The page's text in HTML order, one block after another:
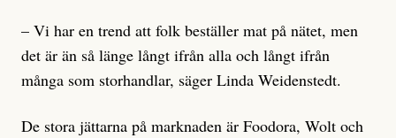
– Vi har en trend att folk beställer mat på nätet, men
det är än så länge långt ifrån alla och långt ifrån
många som storhandlar, säger Linda Weidenstedt.
De stora jättarna på marknaden är Foodora, Wolt och